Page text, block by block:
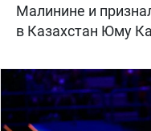
Малинине и
в Казахстан Юму